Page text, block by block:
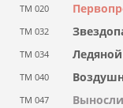
ТМ 020
ТМ 032
ТМ 034
ТМ 040
ТМ 047